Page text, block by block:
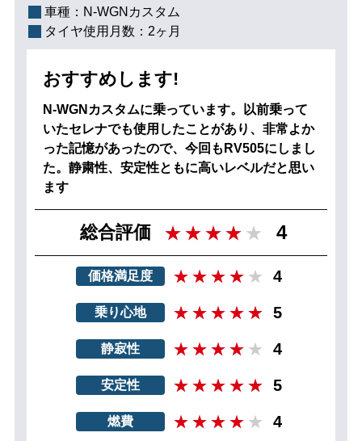
車種： N-WGNカスタム
タイヤ使用月数： 2ヶ月
おすすめします!
N-WGNカスタムに乗っています。以前乗って
いたセレナでも使用したことがあり、非常よか
った記憶があったので、今回もRV505にしまし
た。静粛性、安定性ともに高いレベルだと思い
ます
総合評価 4
価格満足度 4
乗り心地 5
静寂性 4
安定性 5
燃費 4